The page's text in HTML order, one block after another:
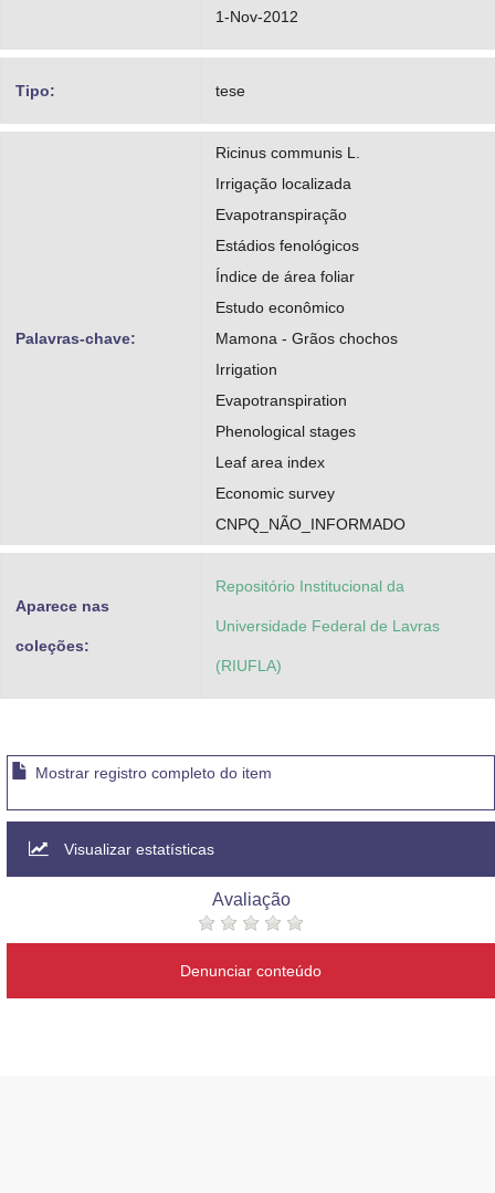
1-Nov-2012
Tipo: tese
Palavras-chave:
Ricinus communis L.
Irrigação localizada
Evapotranspiração
Estádios fenológicos
Índice de área foliar
Estudo econômico
Mamona - Grãos chochos
Irrigation
Evapotranspiration
Phenological stages
Leaf area index
Economic survey
CNPQ_NÃO_INFORMADO
Aparece nas
coleções:
Repositório Institucional da
Universidade Federal de Lavras
(RIUFLA)
Mostrar registro completo do item
Visualizar estatísticas
Avaliação
Denunciar conteúdo